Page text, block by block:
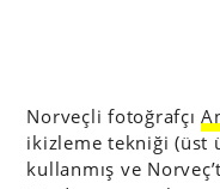
Norveçli fotoğrafçı
ikizleme tekniği (üst
kullanmış ve